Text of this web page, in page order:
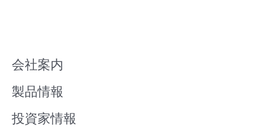
会社案内
製品情報
投資家情報